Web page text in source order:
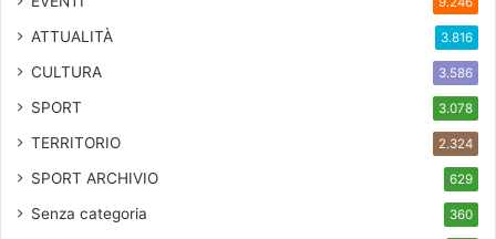
ATTUALITÀ 3.816
CULTURA 3.586
SPORT 3.078
TERRITORIO 2.324
SPORT ARCHIVIO 629
Senza categoria 360